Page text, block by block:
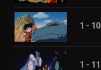
1 - 10
1 - 11